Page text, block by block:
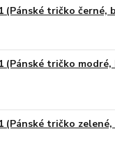
(Pánské tričko černé,
(Pánské tričko
(Pánské tričko zelené,